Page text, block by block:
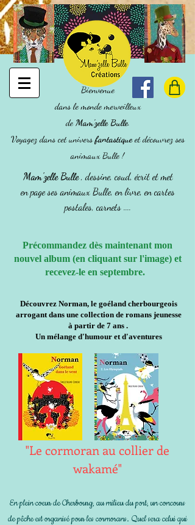
Bienvenue
dans le monde merveilleux
deMam'zelle Bulle.
Voyagez dans cet universfantastiqueet découvrez ses
animaux Bulle !
Mam'zelle Bulle, dessine, coud, écrit et met
en page ses animaux Bulle, en livre, en cartes
postales, carnets ....
Précommandez dès maintenant mon
nouvel album (en cliquant sur l'image) et
recevez-le en septembre.
Découvrez Norman, le goéland cherbourgeois
arrogant dans une collection de romans jeunesse
à partir de 7 ans .
Un mélange d'humour et d'aventures
"Le cormoran au collier de
wakamé"
En plein coeur de Cherbourg, au milieu du port, un concours
de pêche est organisé pour les cormorans. Quel sera celui qui